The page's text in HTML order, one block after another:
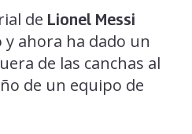
de Lionel Messi
ahora ha dado un
de las canchas al
de un equipo de